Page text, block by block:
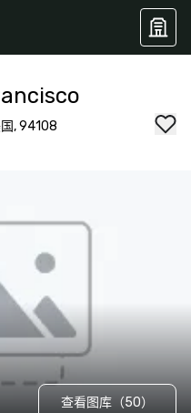
, 94108
查看图库（50）